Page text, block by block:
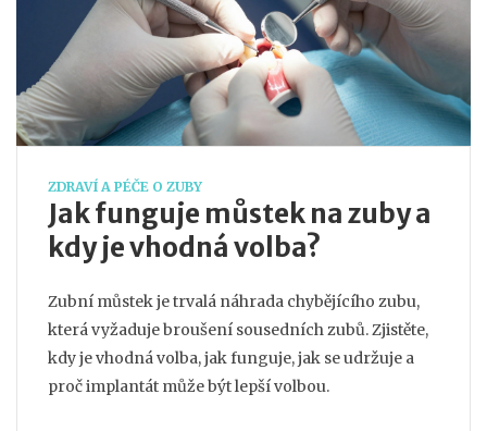
ZDRAVÍ A PÉČE O ZUBY
Jak funguje můstek na zuby a
kdy je vhodná volba?
Zubní můstek je trvalá náhrada chybějícího zubu,
která vyžaduje broušení sousedních zubů. Zjistěte,
kdy je vhodná volba, jak funguje, jak se udržuje a
proč implantát může být lepší volbou.